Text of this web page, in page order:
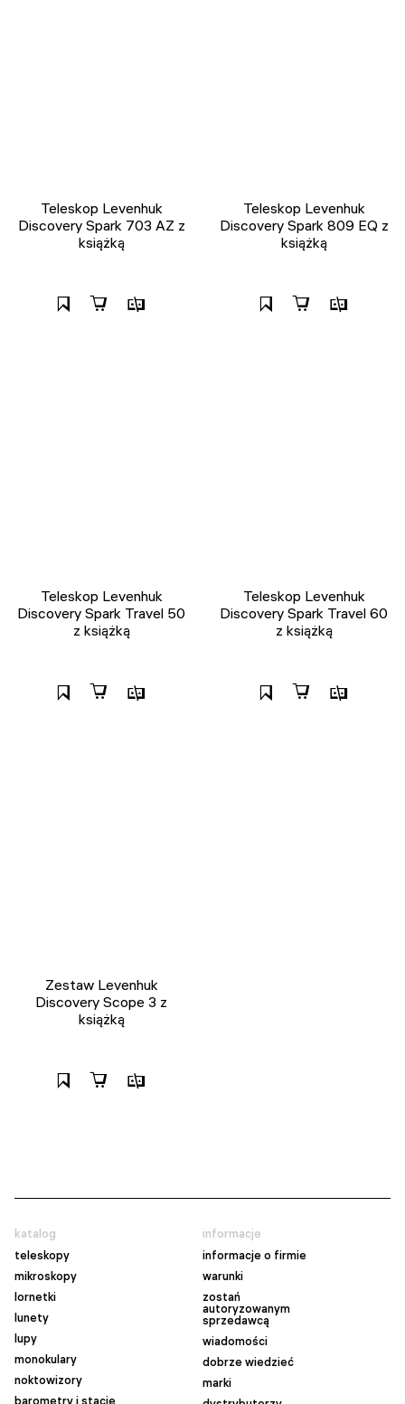
Teleskop Levenhuk
Discovery Spark 703 AZ z
książką
Teleskop Levenhuk
Discovery Spark 809 EQ z
książką
Teleskop Levenhuk
Discovery Spark Travel 50
z książką
Teleskop Levenhuk
Discovery Spark Travel 60
z książką
Zestaw Levenhuk
Discovery Scope 3 z
książką
katalog
teleskopy
mikroskopy
lornetki
lunety
lupy
monokulary
noktowizory
barometry i stacje
informacje
informacje o firmie
warunki
zostań
autoryzowanym
sprzedawcą
wiadomości
dobrze wiedzieć
marki